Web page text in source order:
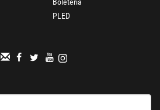
PLED